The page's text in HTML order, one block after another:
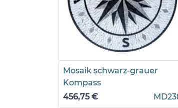
Mosaik schwarz-grauer
Kompass
456,75 €